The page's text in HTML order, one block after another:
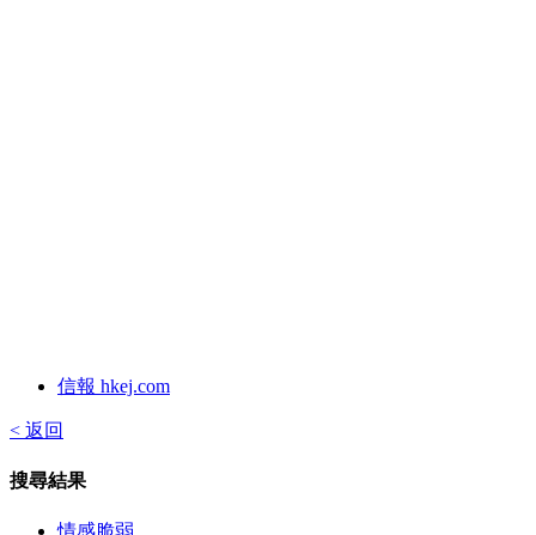
信報 hkej.com
< 返回
搜尋結果
情感脆弱